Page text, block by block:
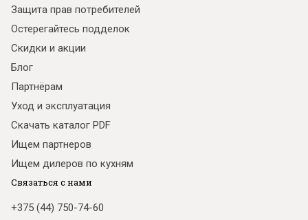
Защита прав потребителей
Остерегайтесь подделок
Скидки и акции
Блог
Партнёрам
Уход и эксплуатация
Скачать каталог PDF
Ищем партнеров
Ищем дилеров по кухням
Связаться с нами
+375 (44) 750-74-60